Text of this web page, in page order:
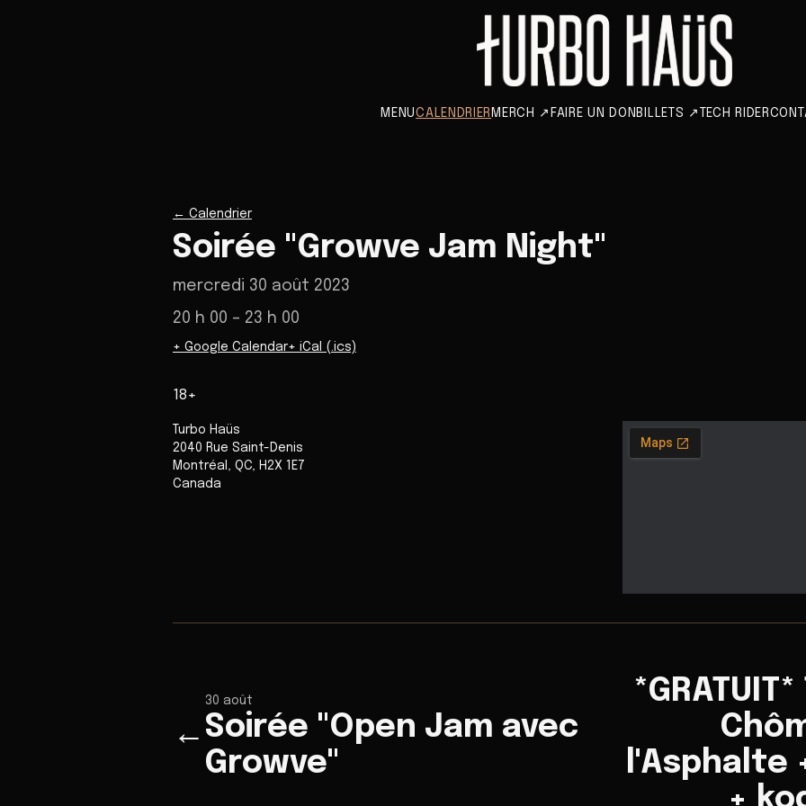
MENUCALENDRIER MERCH ↗ FAIRE UN DON BILLETS ↗ TECH RIDER
← Calendrier
Soirée "Growve Jam Night"
mercredi 30 août 2023
20 h 00 – 23 h 00
+ Google Calendar+ iCal (.ics)
18+
Turbo Haüs
2040 Rue Saint-Denis
Montréal , QC, H2X 1E7
Canada
←
30 août
Soirée "Open Jam avec
Growve"
l'Asphalte